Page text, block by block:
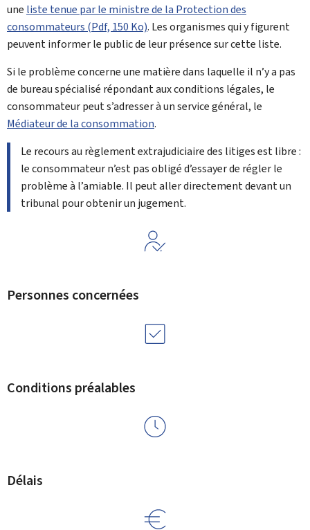
une liste tenue par le ministre de la Protection des
consommateurs (Pdf, 150 Ko). Les organismes qui y figurent
peuvent informer le public de leur présence sur cette liste.
Si le problème concerne une matière dans laquelle il n’y a pas
de bureau spécialisé répondant aux conditions légales, le
consommateur peut s’adresser à un service général, le
Médiateur de la consommation.
Le recours au règlement extrajudiciaire des litiges est libre :
le consommateur n’est pas obligé d’essayer de régler le
problème à l’amiable. Il peut aller directement devant un
tribunal pour obtenir un jugement.
Personnes concernées
Conditions préalables
Délais